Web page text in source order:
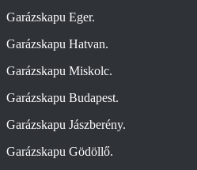
Garázskapu Eger.
Garázskapu Hatvan.
Garázskapu Miskolc.
Garázskapu Budapest.
Garázskapu Jászberény.
Garázskapu Gödöllő.